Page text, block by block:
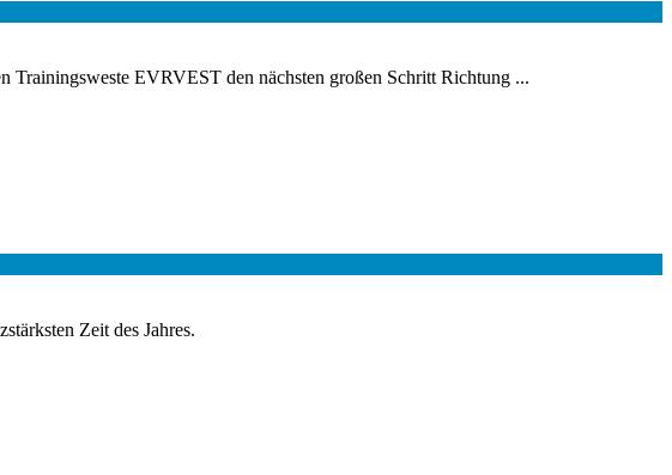
EVRVEST den nächsten großen Schritt Richtung ...
Zeit des Jahres.